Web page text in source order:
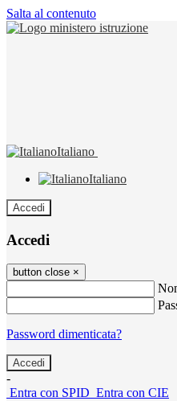
Salta al contenuto
Italiano
Italiano
Accedi
Accedi
button close ×
Password dimenticata?
-
Entra con SPID Entra con CIE